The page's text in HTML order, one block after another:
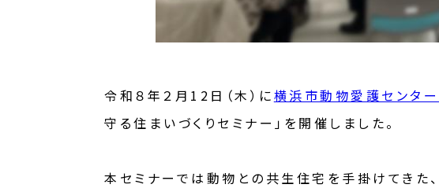
令和８年２月12日（木）に横浜市動物愛護センター
守る住まいづくりセミナー」を開催しました。
本セミナーでは動物との共生住宅を手掛けてきた、